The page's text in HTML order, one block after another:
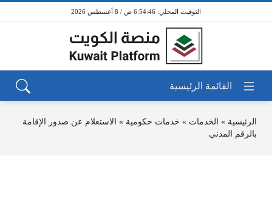
6:54:46 ص / 8 أغسطس 2026
الرئيسية » الخدمات » خدمات حكومية » الاستعلام عن صدور الإقامة
بالرقم المدني